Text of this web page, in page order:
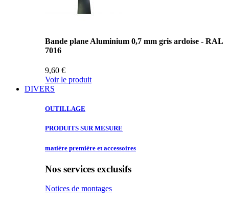
Bande plane Aluminium 0,7 mm gris ardoise - RAL
7016
9,60 €
Voir le produit
DIVERS
OUTILLAGE
PRODUITS SURMESURE
matière première et accessoires
Nos services exclusifs
Notices de montages